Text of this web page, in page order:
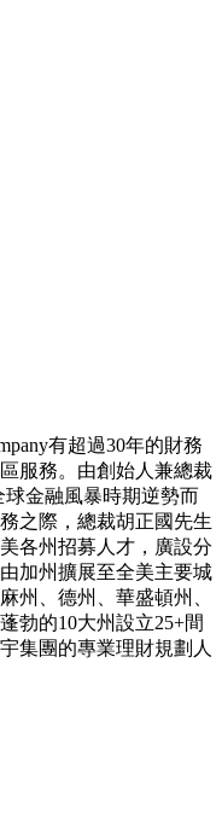
有超過30年的財務
服務。由創始人兼總裁
球金融風暴時期逆勢而
之際，總裁胡正國先生
各州招募人才，廣設分
加州擴展至全美主要城
州、德州、華盛頓州、
勃的10大州設立25+間
集團的專業理財規劃人